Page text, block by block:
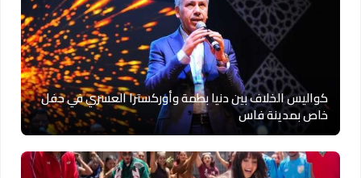
كواليس الخلاف بين دنيا بطمة وأوركسترا العسري في حفل
خاص بمدينة فاس